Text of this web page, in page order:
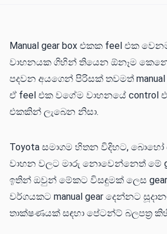
Manual gear box එකක feel එක
වාහනයක ගිහින් තියෙන ඕනෑම
පදවන අයගෙන් පිරිසක් තවමත්
ඒ feel එක වගේම වාහනයේ control
එකකින් ලැබෙන නිසා.
Toyota සමාගම හිතන විදිහට,
වාහන වලට මාරු නොවෙන්නෙත් මේ
ඉතින් ඔවුන් මේකට විසඳුමක් ලෙස
වර්ගයකට manual gear දෙන්නට
තාක්ෂණයක් සඳහා පේටන්ට් බලපත්‍ර